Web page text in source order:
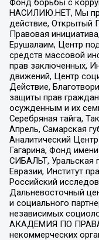
Фонд борьбы с
НАСИЛИЮ.НЕТ, Мы
действие, Открытый
Правовая
Ерушалаим, Центр
средств массовой
прав заключенных,
движений, Центр
Действие,
защиты прав
осужденным и их
Серебряная тайга,
Апрель, Самарская
Аналитический
Гагарина, Фонд
СИБАЛЬТ, Уральская
Евразии, Институт
Российский
Дальневосточный
и социального
независимых
АКАДЕМИЯ ПО
некоммерческих